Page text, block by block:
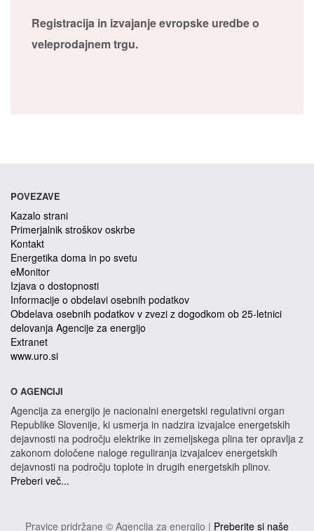
Registracija in izvajanje evropske uredbe o
veleprodajnem trgu.
POVEZAVE
Kazalo strani
Primerjalnik stroškov oskrbe
Kontakt
Energetika doma in po svetu
eMonitor
Izjava o dostopnosti
Informacije o obdelavi osebnih podatkov
Obdelava osebnih podatkov v zvezi z dogodkom ob 25-letnici
delovanja Agencije za energijo
Extranet
www.uro.si
O AGENCIJI
Agencija za energijo je nacionalni energetski regulativni organ
Republike Slovenije, ki usmerja in nadzira izvajalce energetskih
dejavnosti na področju elektrike in zemeljskega plina ter opravlja z
zakonom določene naloge reguliranja izvajalcev energetskih
dejavnosti na področju toplote in drugih energetskih plinov.
Preberi več...
Pravice pridržane © Agencija za energijo | Preberite si naše